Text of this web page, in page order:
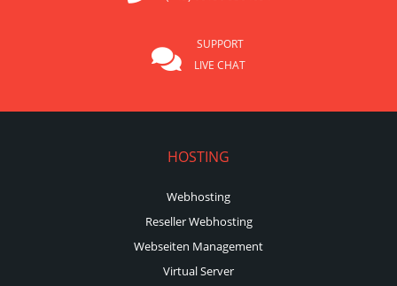
SUPPORT
LIVE CHAT
HOSTING
Webhosting
Reseller Webhosting
Webseiten Management
Virtual Server